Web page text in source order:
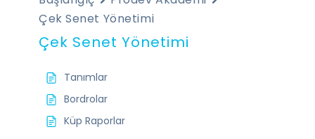
Çek Senet Yönetimi
Çek Senet Yönetimi
Tanımlar
Bordrolar
Küp Raporlar